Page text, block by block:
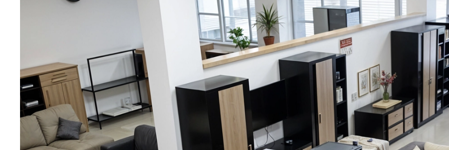
Для клиентов всех банков
Разбейтеоплату на части
Сегодня
Добавляйте товарыв корзину